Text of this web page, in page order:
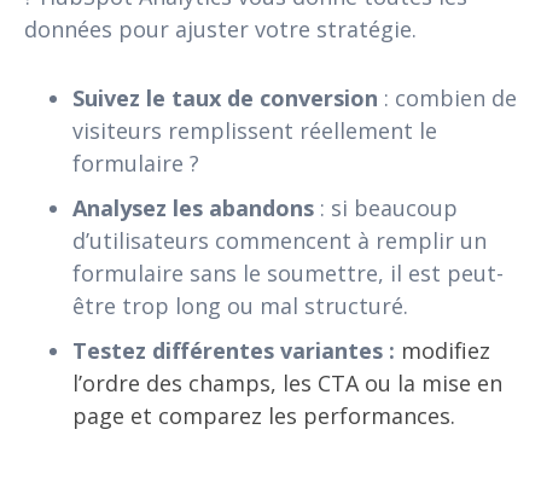
données pour ajuster votre stratégie.
Suivez le taux de conversion : combien de
visiteurs remplissent réellement le
formulaire ?
Analysez les abandons : si beaucoup
d’utilisateurs commencent à remplir un
formulaire sans le soumettre, il est peut-
être trop long ou mal structuré.
Testez différentes variantes : modifiez
l’ordre des champs, les CTA ou la mise en
page et comparez les performances.